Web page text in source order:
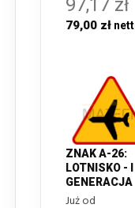
97,17 zł
79,00 zł
ZNAK A-26:
LOTNISKO - I
GENERACJA
Już od